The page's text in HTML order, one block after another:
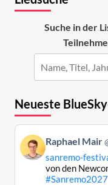
Suche in der
Neueste
Beitrag
von
Raphael
Raphael Mair
sanremo-
von den
#Sanremo2027